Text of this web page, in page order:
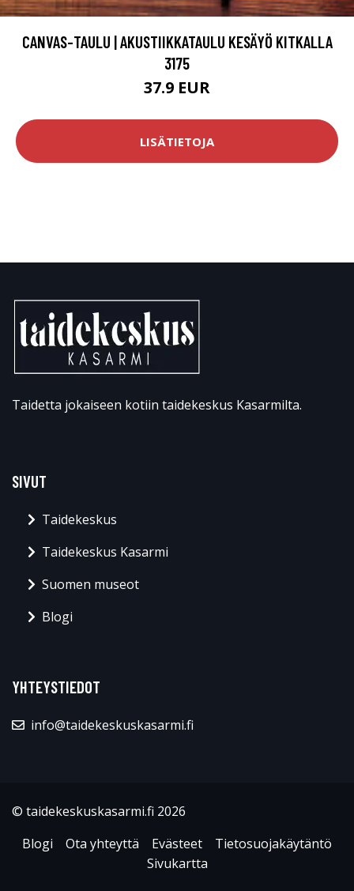
CANVAS-TAULU | AKUSTIIKKATAULU KESÄYÖ KITKALLA
3175
37.9 EUR
LISÄTIETOJA
Taidetta jokaiseen kotiin taidekeskus Kasarmilta.
SIVUT
Taidekeskus
Taidekeskus Kasarmi
Suomen museot
Blogi
YHTEYSTIEDOT
info@taidekeskuskasarmi.fi
© taidekeskuskasarmi.fi 2026
Blogi
Ota yhteyttä Evästeet
Tietosuojakäytäntö
Sivukartta